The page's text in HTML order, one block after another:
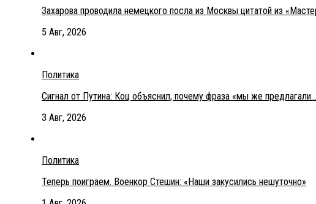
Захарова проводила немецкого посла из Москвы цитатой из
5 Авг, 2026
Политика
Сигнал от Путина: Коц объяснил, почему фраза «мы же
3 Авг, 2026
Политика
Теперь поиграем. Военкор Стешин: «Наши закусились нешуточно»